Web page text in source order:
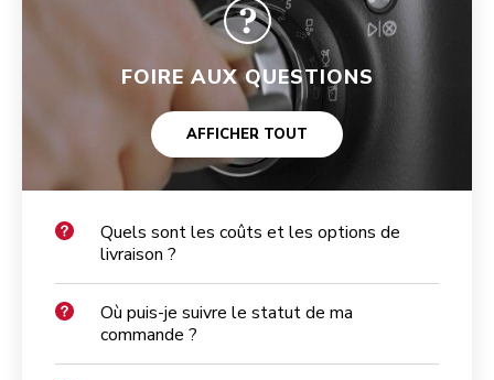
FOIRE AUX QUESTIONS
AFFICHER TOUT
Quels sont les coûts et les options de
livraison ?
Où puis-je suivre le statut de ma
commande ?